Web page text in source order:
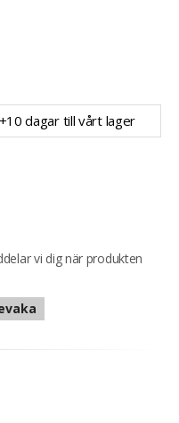
dagar till vårt lager
vi dig när produkten